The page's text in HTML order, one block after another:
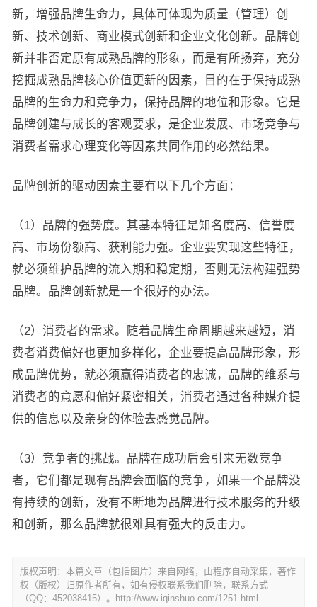
新，增强品牌生命力，具体可体现为质量（管理）创
新、技术创新、商业模式创新和企业文化创新。品牌创
新并非否定原有成熟品牌的形象，而是有所扬弃，充分
挖掘成熟品牌核心价值更新的因素，目的在于保持成熟
品牌的生命力和竞争力，保持品牌的地位和形象。它是
品牌创建与成长的客观要求，是企业发展、市场竞争与
消费者需求心理变化等因素共同作用的必然结果。
品牌创新的驱动因素主要有以下几个方面：
（1）品牌的强势度。其基本特征是知名度高、信誉度
高、市场份额高、获利能力强。企业要实现这些特征，
就必须维护品牌的流入期和稳定期，否则无法构建强势
品牌。品牌创新就是一个很好的办法。
（2）消费者的需求。随着品牌生命周期越来越短，消
费者消费偏好也更加多样化，企业要提高品牌形象，形
成品牌优势，就必须赢得消费者的忠诚，品牌的维系与
消费者的意愿和偏好紧密相关，消费者通过各种媒介提
供的信息以及亲身的体验去感觉品牌。
（3）竞争者的挑战。品牌在成功后会引来无数竞争
者，它们都是现有品牌会面临的竞争，如果一个品牌没
有持续的创新，没有不断地为品牌进行技术服务的升级
和创新，那么品牌就很难具有强大的反击力。
版权声明：本篇文章（包括图片）来自网络，由程序自动采集，著作
权（版权）归原作者所有，如有侵权联系我们删除，联系方式
（QQ：452038415）。http://www.iqinshuo.com/1251.html